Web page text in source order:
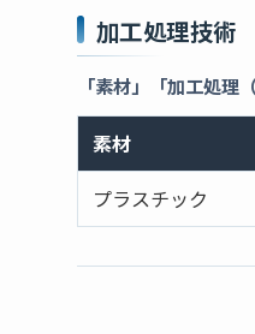
加工処理技術
「素材」「加工処
素材
プラスチック